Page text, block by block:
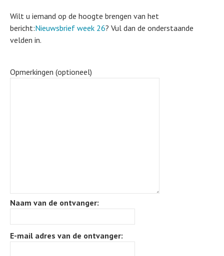
Wilt u iemand op de hoogte brengen van het
bericht:Nieuwsbrief week 26? Vul dan de onderstaande
velden in.
Opmerkingen (optioneel)
Naam van de ontvanger:
E-mail adres van de ontvanger: